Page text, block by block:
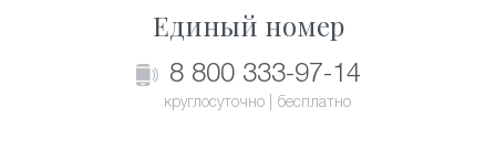
Единый номер
8 800 333-97-14
круглосуточно | бесплатно